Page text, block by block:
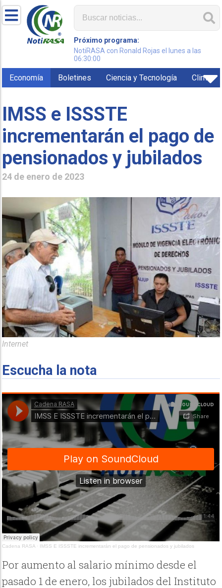
Próximo programa:
NotiRASA con Ronald Rojas el lunes a las
06:30:00
Economía Boletines Ciencia y Tecnología Clima
IMSS e ISSSTE
incrementarán el pago de
pensionados y jubilados
24 de enero de 2023
Internet
Escucha la nota
Cadena RASA · IMSS E ISSSTE incrementarán el pago de pensionados y jubilados
Por aumento al salario mínimo desde el
pasado 1 de enero, los jubilados del Instituto